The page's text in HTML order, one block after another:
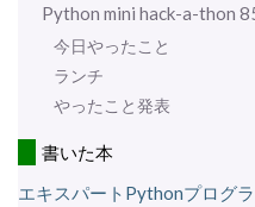
Python mini hack-a-thon
今日やったこと
ランチ
やったこと発表
書いた本
エキスパートPythonプログ